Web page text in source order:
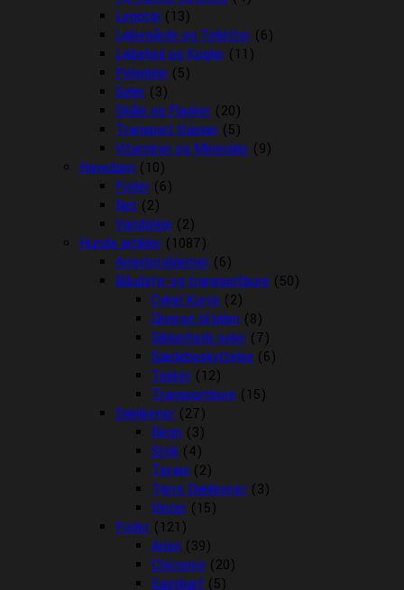
Legetøj (13)
Løbegårde og Toiletter (6)
Løbehjul og Kugler (11)
Pelspleje (5)
Seler (3)
Skåle og Flasker (20)
Transport Kasser (5)
Vitaminer og Mineraler (9)
Havedam (10)
Foder (6)
Net (2)
Vandpleje (2)
Hunde artikler (1087)
Angstproblemer (6)
Biludstyr og transportbure (50)
Cykel Kurve (2)
Diverse til bilen (8)
Sikkerheds seler (7)
Sædebeskyttelse (6)
Tasker (12)
Transportbure (15)
Dækkener (27)
Regn (3)
Strik (4)
Terapi (2)
Tørre Dækkener (3)
Vinter (15)
Foder (121)
Arion (39)
Chicopee (20)
Easybarf (5)